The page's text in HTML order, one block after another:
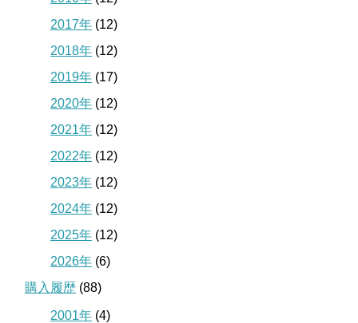
2017年 (12)
2018年 (12)
2019年 (17)
2020年 (12)
2021年 (12)
2022年 (12)
2023年 (12)
2024年 (12)
2025年 (12)
2026年 (6)
購入履歴 (88)
2001年 (4)